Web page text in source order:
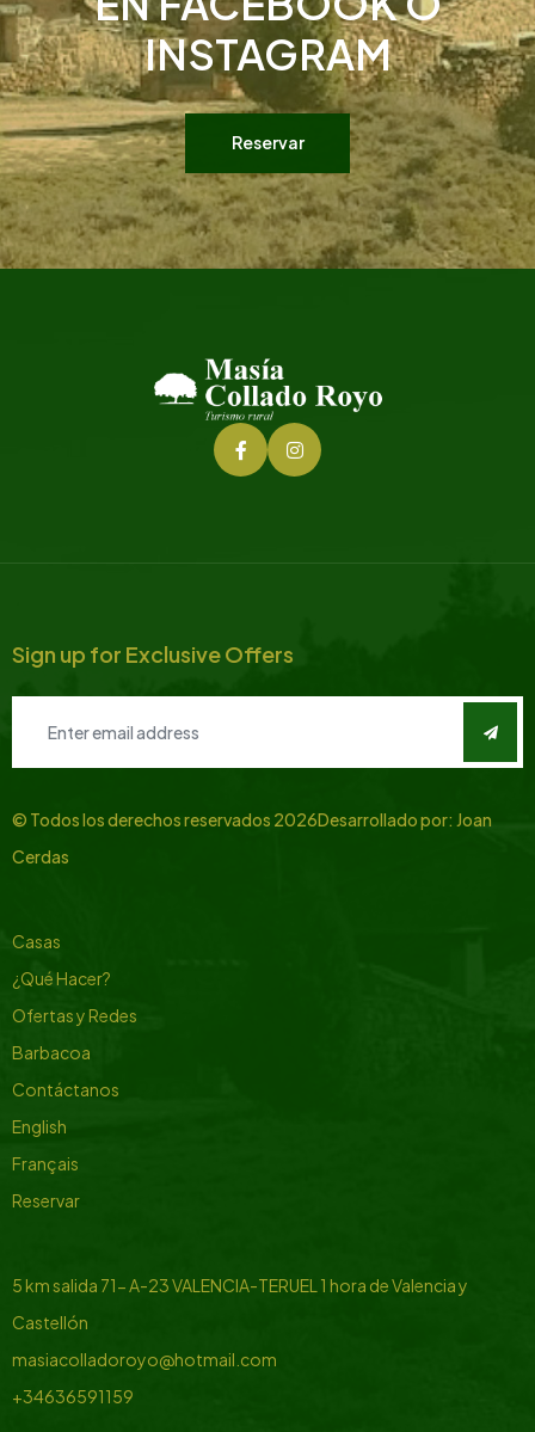
INSTAGRAM
Reservar
Sign up for Exclusive Offers
© Todos los derechos reservados 2026Desarrollado por: Joan
Cerdas
Casas
¿Qué Hacer?
Ofertas y Redes
Barbacoa
Contáctanos
English
Français
Reservar
5 km salida 71- A-23 VALENCIA-TERUEL 1 hora de Valencia y
Castellón
masiacolladoroyo@hotmail.com
+34636591159